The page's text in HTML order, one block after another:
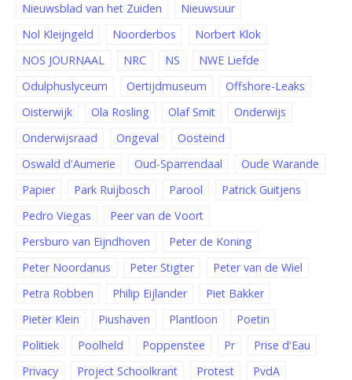
Nieuwsblad van het Zuiden
Nieuwsuur
Nol Kleijngeld
Noorderbos
Norbert Klok
NOS JOURNAAL
NRC NS
NWE Liefde
Odulphuslyceum
Oertijdmuseum
Offshore-Leaks
Oisterwijk
Ola Rosling Olaf Smit
Onderwijs
Onderwijsraad
Ongeval
Oosteind
Oswald d'Aumerie
Oud-Sparrendaal
Oude Warande
Papier
Park Ruijbosch Parool
Patrick Guitjens
Pedro Viegas
Peer van de Voort
Persburo van Eijndhoven
Peter de Koning
Peter Noordanus
Peter Stigter
Peter van de Wiel
Petra Robben
Philip Eijlander
Piet Bakker
Pieter Klein
Piushaven Plantloon
Poetin
Politiek
Poolheld Poppenstee Pr
Prise d'Eau
Privacy
Project Schoolkrant Protest
PvdA